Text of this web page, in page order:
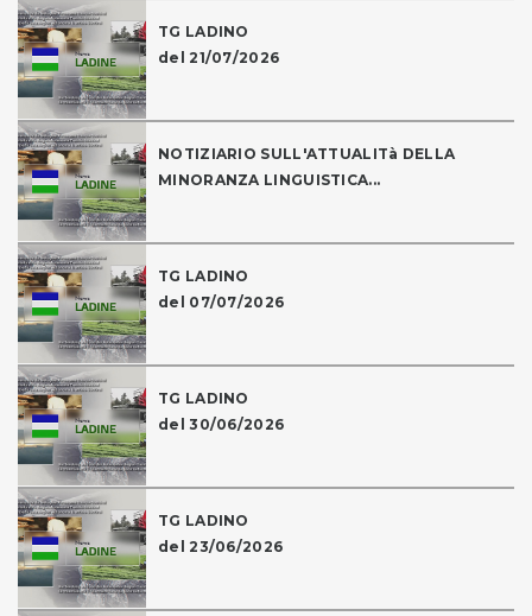
TG LADINO
del 21/07/2026
NOTIZIARIO SULL'ATTUALITà DELLA
MINORANZA LINGUISTICA...
TG LADINO
del 07/07/2026
TG LADINO
del 30/06/2026
TG LADINO
del 23/06/2026